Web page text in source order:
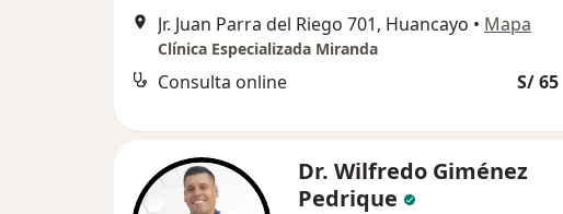
Jr. Juan Parra del Riego 701, Huancayo • Mapa
Clínica Especializada Miranda
Consulta online S/ 65
Dr. Wilfredo Giménez
Pedrique